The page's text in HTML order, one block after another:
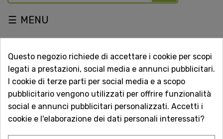
navigazione
☰
Fornitori
Fornitore 1
1
prodotto
Vedi prodotti
Questo negozio richiede di accettare i cookie per scopi
legati a prestazioni, social media e annunci pubblicitari.
I cookie di terze parti per social media e a scopo
pubblicitario vengono utilizzati per offrire funzionalità
social e annunci pubblicitari personalizzati. Accetti i
cookie e l'elaborazione dei dati personali interessati?